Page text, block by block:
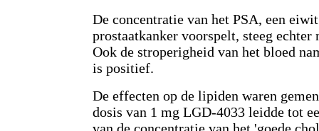
De concentratie van het PSA, een
prostaatkanker voorspelt, steeg
Ook de stroperigheid van het bloed
is positief.
De effecten op de lipiden waren
dosis van 1 mg LGD-4033 leidde tot